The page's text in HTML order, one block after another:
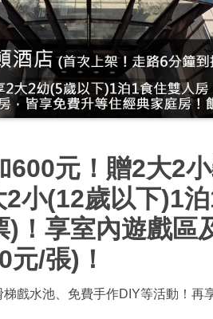
600元！贈2大2
小(12歲以下)1
)！享室內遊戲區
/張)！
戲水池、免費手作DIY等活動！